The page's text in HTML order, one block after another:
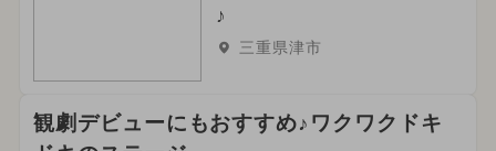
♪
三重県津市
観劇デビューにもおすすめ♪ワクワクドキ